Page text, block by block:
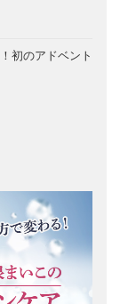
初のアドベント